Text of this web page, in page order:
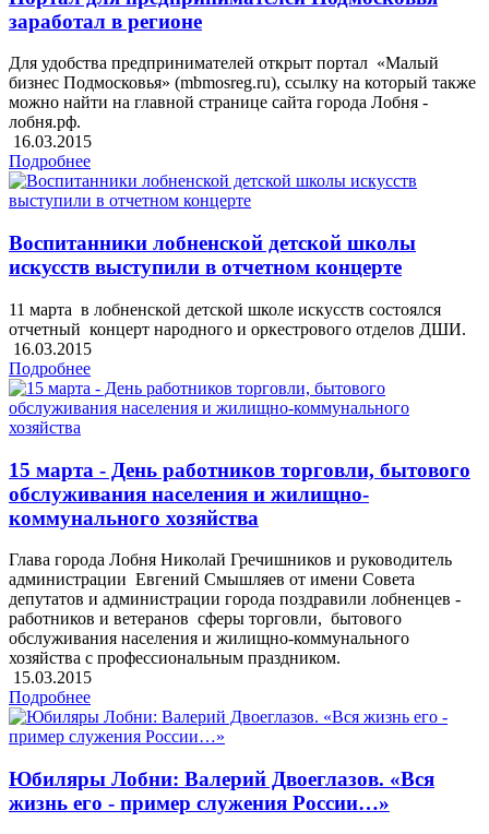
заработал в регионе
Для удобства предпринимателей открыт портал «Малый
бизнес Подмосковья» (mbmosreg.ru), ссылку на который также
можно найти на главной странице сайта города Лобня -
лобня.рф.
16.03.2015
Подробнее
Воспитанники лобненской детской школы
искусств выступили в отчетном концерте
11 марта в лобненской детской школе искусств состоялся
отчетный концерт народного и оркестрового отделов ДШИ.
16.03.2015
Подробнее
15 марта - День работников торговли, бытового
обслуживания населения и жилищно-
коммунального хозяйства
Глава города Лобня Николай Гречишников и руководитель
администрации Евгений Смышляев от имени Совета
депутатов и администрации города поздравили лобненцев -
работников и ветеранов сферы торговли, бытового
обслуживания населения и жилищно-коммунального
хозяйства с профессиональным праздником.
15.03.2015
Подробнее
Юбиляры Лобни: Валерий Двоеглазов. «Вся
жизнь его - пример служения России…»